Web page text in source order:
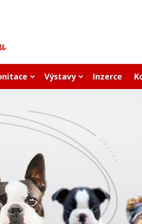
Výstavy Inzerce